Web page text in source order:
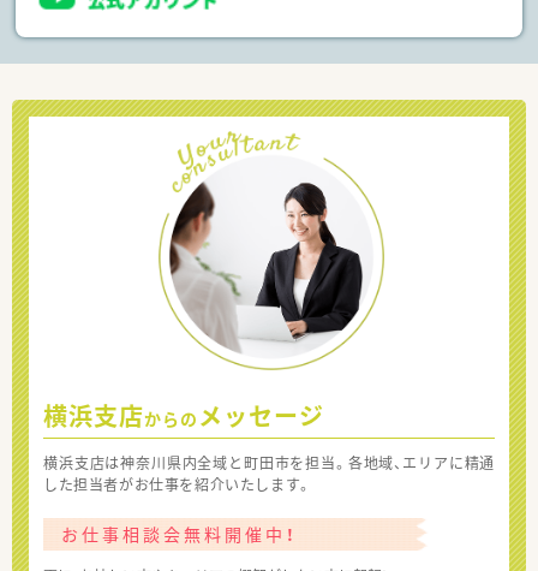
横浜支店からの メッセージ
横浜支店は神奈川県内全域と町田市を担当。各地域、エリアに精通
した担当者がお仕事を紹介いたします。
お仕事相談会無料開催中！